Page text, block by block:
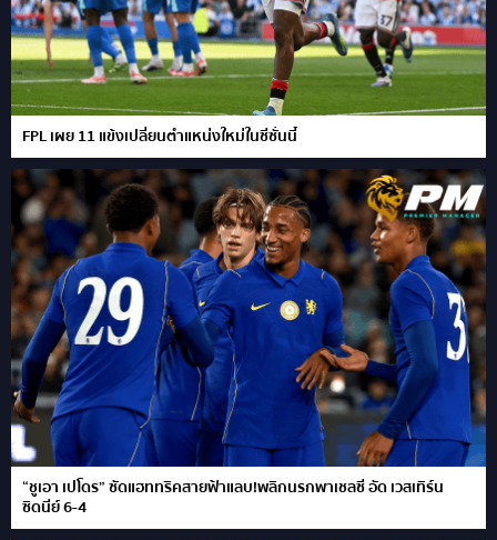
FPL เผย 11 แข้งเปลี่ยนตำแหน่งใหม่ในซีซั่นนี้
“ชูเอา เปโดร” ซัดแฮททริคสายฟ้าแลบ!พลิกนรกพาเชลซี อัด เวสเทิร์น
ซิดนีย์ 6-4